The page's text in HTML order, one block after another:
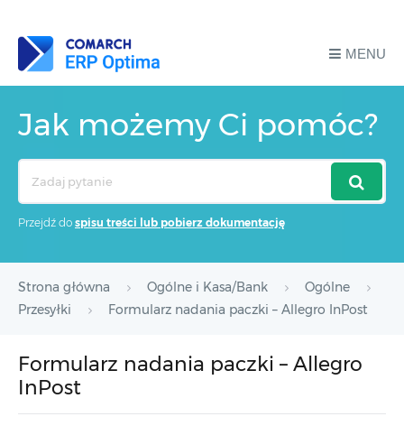
MENU
Jak możemy Ci pomóc?
Przejdź do spisu treści lub pobierz dokumentację
Strona główna Ogólne i Kasa/Bank
Ogólne
Przesyłki
Formularz nadania paczki – Allegro InPost
Formularz nadania paczki – Allegro
InPost